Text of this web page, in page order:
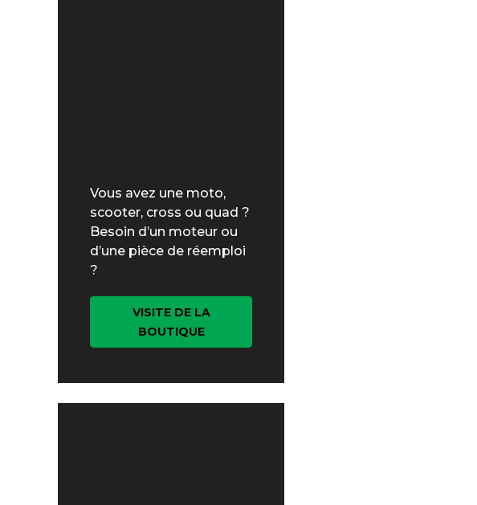
Vous avez une moto,
scooter, cross ou quad ?
Besoin d’un moteur ou
d’une pièce de réemploi
?
VISITE DE LA
BOUTIQUE